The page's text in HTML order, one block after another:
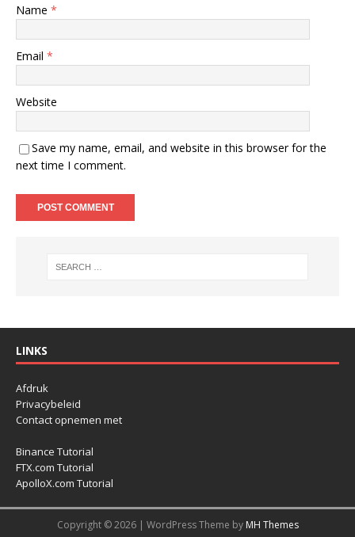
Name *
Email *
Website
Save my name, email, and website in this browser for the
next time I comment.
LINKS
Afdruk
Privacybeleid
Contact opnemen met
Binance Tutorial
FTX.com Tutorial
ApolloX.com Tutorial
Copyright © 2026 | WordPress Theme by MH Themes